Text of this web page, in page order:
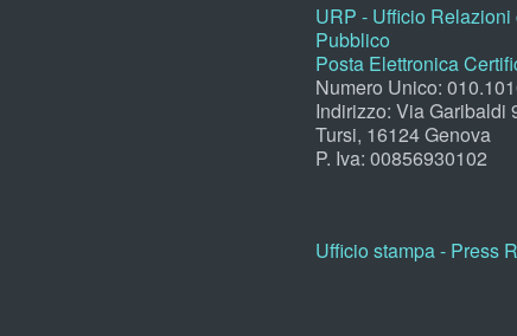
URP - Ufficio Relazioni
Pubblico
Posta Elettronica
Numero Unico:
Indirizzo: Via Garibaldi
Tursi, 16124 Genova
P. Iva: 00856930102
Ufficio stampa - Press